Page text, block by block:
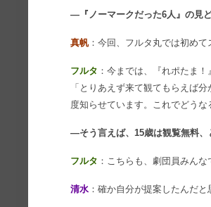
―『ノーマークだった6人』の見
真帆：今回、フルタ丸では初めて
フルタ ：今までは、『れポたま
「とりあえず来て観てもらえば
度知らせています。これでどうな
―そう言えば、15歳は観覧無料、
フルタ ：こちらも、劇団員みん
清水 ：確か自分が提案したんだ